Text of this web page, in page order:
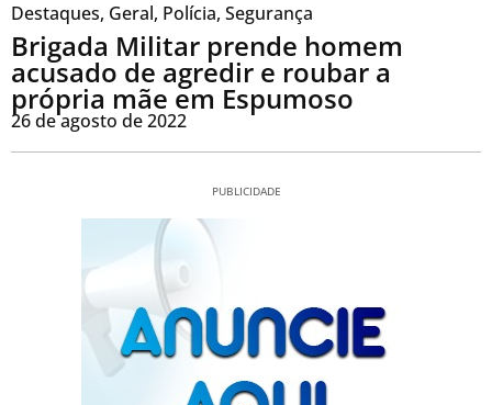
Destaques, Geral, Polícia, Segurança
Brigada Militar prende homem
acusado de agredir e roubar a
própria mãe em Espumoso
26 de agosto de 2022
PUBLICIDADE